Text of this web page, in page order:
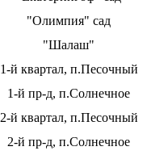
"Олимпия" сад
"Шалаш"
1-й квартал, п.Песочный
1-й пр-д, п.Солнечное
2-й квартал, п.Песочный
2-й пр-д, п.Солнечное